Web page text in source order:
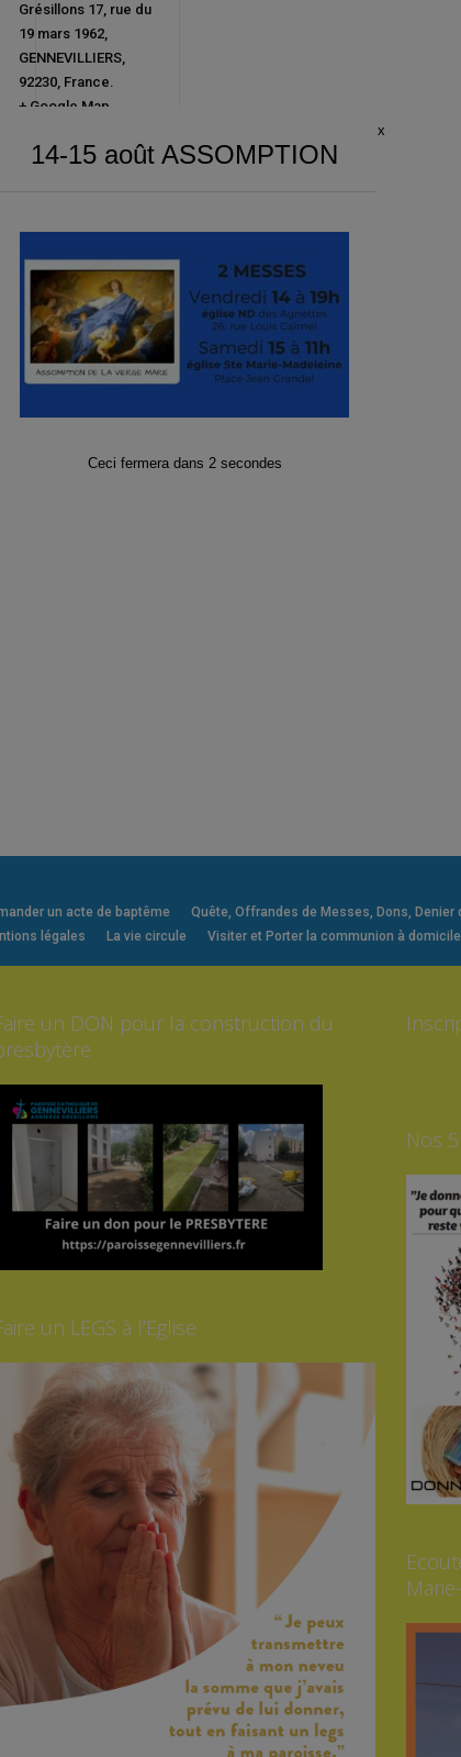
Grésillons 17, rue du
19 mars 1962,
GENNEVILLIERS,
92230, France.
+ Google Map
un acte de baptême Quête, Offrandes de Messes, Dons, Denier
légales La vie circule Visiter et Porter la communion à
un DON pour la construction du
un LEGS à l’Eglise
Nos
14-15 août ASSOMPTION
Ceci fermera dans 2secondes
x